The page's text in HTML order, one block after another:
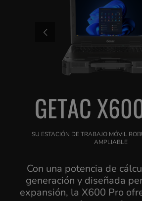
GETAC
SU ESTACIÓN DE TRABAJO MÓVIL
AMPLIABLE
Con una potencia de
generación y diseñada
expansión, la X600 Pro